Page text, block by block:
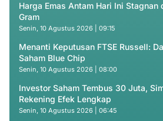
Harga Emas Antam Hari Ini
Gram
Senin, 10 Agustus 2026 | 09:15
Menanti Keputusan FTSE Russell:
Saham Blue Chip
Senin, 10 Agustus 2026 | 08:00
Investor Saham Tembus 30 Juta,
Rekening Efek Lengkap
Senin, 10 Agustus 2026 | 06:45